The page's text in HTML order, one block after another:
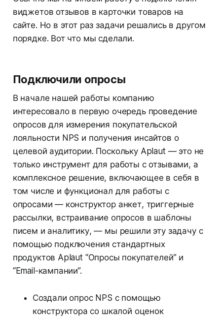
виджетов отзывов в карточки товаров на
сайте. Но в этот раз задачи решались в другом
порядке. Вот что мы сделали.
Подключили опросы
В начале нашей работы компанию
интересовало в первую очередь проведение
опросов для измерения покупательской
лояльности NPS и получения инсайтов о
целевой аудитории. Поскольку Aplaut — это не
только инструмент для работы с отзывами, а
комплексное решение, включающее в себя в
том числе и функционал для работы с
опросами — конструктор анкет, триггерные
рассылки, встраивание опросов в шаблоны
писем и аналитику, — мы решили эту задачу с
помощью подключения стандартных
продуктов Aplaut “Опросы покупателей” и
“Email-кампании”.
Создали опрос NPS с помощью
конструктора со шкалой оценок